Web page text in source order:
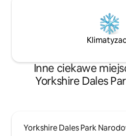
Inne ciekawe
Yorkshire Dales
Yorkshire Dales Park